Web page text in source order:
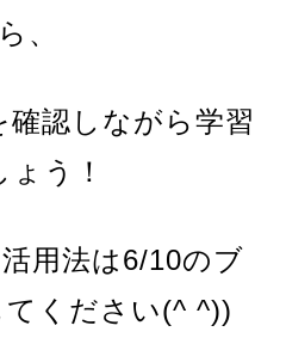
、
認しながら学習
ょう！
用法は6/10のブ
ください(^ ^))